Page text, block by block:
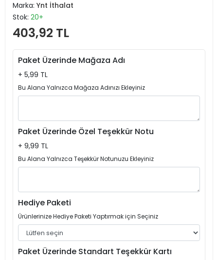
Marka: Ynt İthalat
Stok: 20+
403,92 TL
Paket Üzerinde Mağaza Adı
+ 5,99 TL
Bu Alana Yalnızca Mağaza Adınızı Ekleyiniz
Paket Üzerinde Özel Teşekkür Notu
+ 9,99 TL
Bu Alana Yalnızca Teşekkür Notunuzu Ekleyiniz
Hediye Paketi
Ürünlerinize Hediye Paketi Yaptırmak için Seçiniz
Paket Üzerinde Standart Teşekkür Kartı